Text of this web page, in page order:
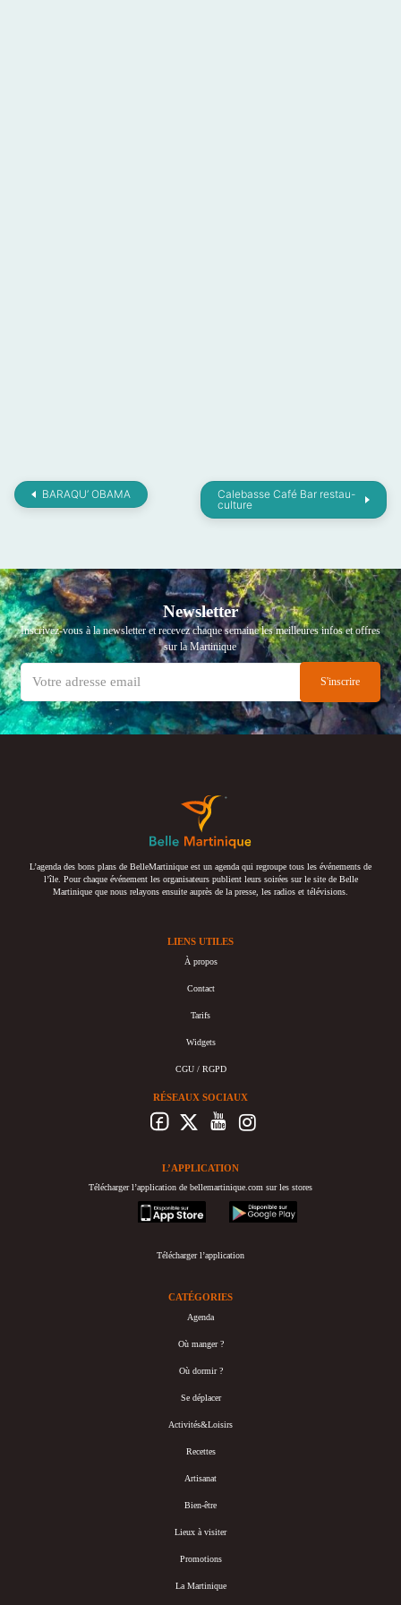
BARAQU’ OBAMA
Calebasse Café Bar restau-
culture
Newsletter
Inscrivez-vous à la newsletter et recevez chaque semaine les meilleures infos et offres
sur la Martinique
L’agenda des bons plans de BelleMartinique est un agenda qui regroupe tous les événements de
l’île. Pour chaque événement les organisateurs publient leurs soirées sur le site de Belle
Martinique que nous relayons ensuite auprès de la presse, les radios et télévisions.
LIENS UTILES
À propos
Contact
Tarifs
Widgets
CGU / RGPD
RÉSEAUX SOCIAUX
L’APPLICATION
Télécharger l’application de bellemartinique.com sur les stores
appstore
googleplay
Télécharger l’application
CATÉGORIES
Agenda
Où manger ?
Où dormir ?
Se déplacer
Activités&Loisirs
Recettes
Artisanat
Bien-être
Lieux à visiter
Promotions
La Martinique